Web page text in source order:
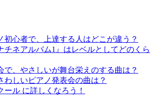
初心者で、上達する人はどこが違う？
チネアルバム1』はレベルとしてどのくら
で、やさしいが舞台栄えのする曲は？
わしいピアノ発表会の曲は？
ール に詳しくなろう！